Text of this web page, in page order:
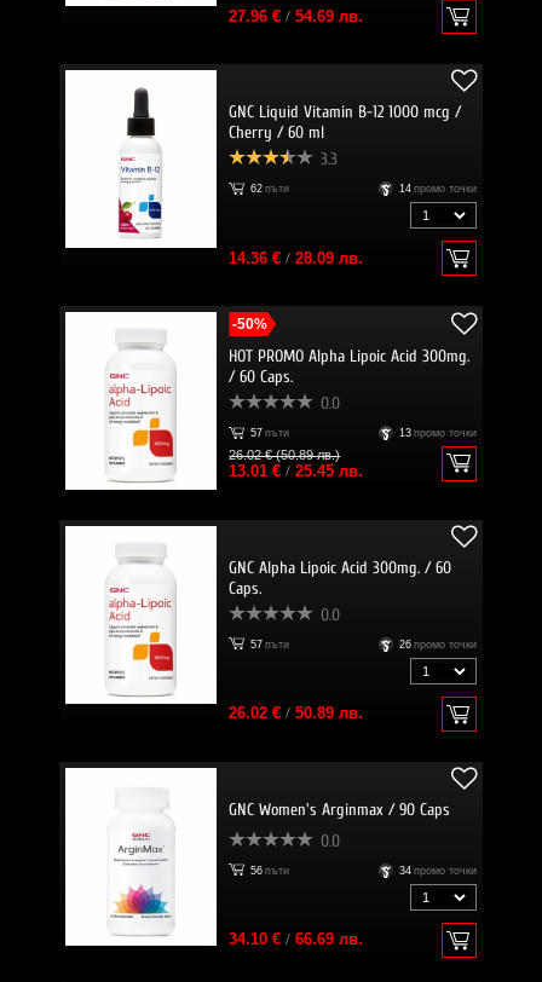
27.96 €/ 54.69 лв.
GNC Liquid Vitamin B-12 1000 mcg /
Cherry / 60 ml
3.3
62 пъти 14 промо точки
14.36 €/ 28.09 лв.
-50%
HOT PROMO Alpha Lipoic Acid 300mg.
/ 60 Caps.
0.0
57 пъти 13 промо точки
26.02 € (50.89 лв.)
13.01 €/ 25.45 лв.
GNC Alpha Lipoic Acid 300mg. / 60
Caps.
0.0
57 пъти 26 промо точки
26.02 €/ 50.89 лв.
GNC Women's Arginmax / 90 Caps
0.0
56 пъти 34 промо точки
34.10 €/ 66.69 лв.